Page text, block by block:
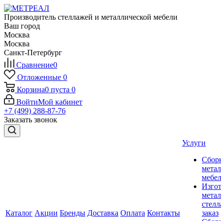
Производитель стеллажей и металлической мебели
Ваш город
Москва
Москва
Санкт-Петербург
Сравнение0
Отложенные 0
Корзина0 пуста 0
ВойтиМой кабинет
+7 (499) 288-87-76
Заказать звонок
Каталог Акции Бренды Доставка Оплата Контакты
Услуги
заказ